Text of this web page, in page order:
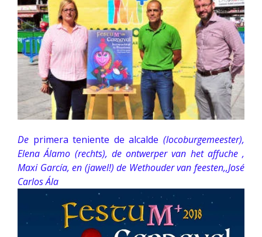
De primera teniente de alcalde (locoburgemeester),
Elena Álamo (rechts), de ontwerper van het affuche ,
Maxi García, en (jawel!) de Wethouder van feesten,,José
Carlos Ála